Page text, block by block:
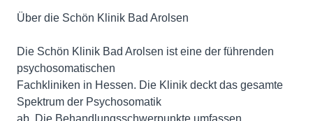
Über die Schön Klinik Bad Arolsen
Die Schön Klinik Bad Arolsen ist eine der führenden
psychosomatischen
Fachkliniken in Hessen. Die Klinik deckt das gesamte
Spektrum der Psychosomatik